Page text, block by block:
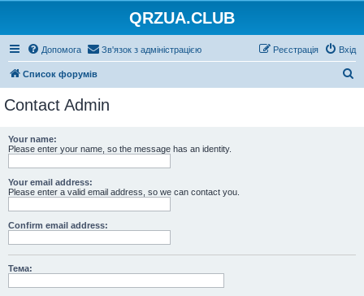
QRZUA.CLUB
Допомога Зв'язок з адміністрацією Вхід
Реєстрація
Список форумів
Contact Admin
Your name:
Please enter your name, so the message has an identity.
Your email address:
Please enter a valid email address, so we can contact you.
Confirm email address:
Тема: